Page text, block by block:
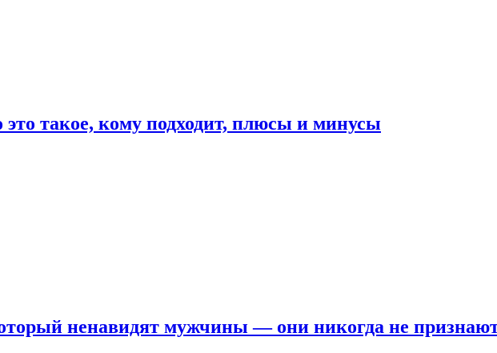
такое, кому подходит, плюсы и минусы
ненавидят мужчины — они никогда не